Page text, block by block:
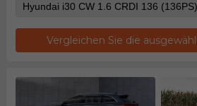
Vergleichen Sie die